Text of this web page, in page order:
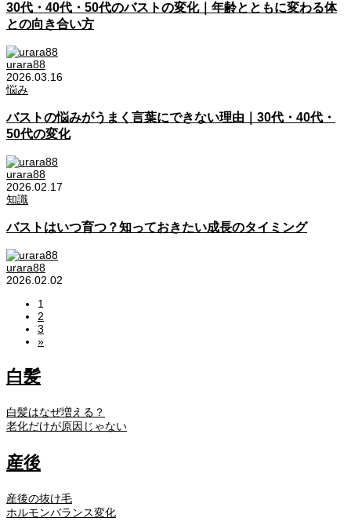
30代・40代・50代のバストの変化｜年齢とともに変わる体
との向き合い方
urara88
2026.03.16
悩み
バストの悩みがうまく言葉にできない理由｜30代・40代・
50代の変化
urara88
2026.02.17
知識
バストはいつ育つ？知っておきたい成長のタイミング
urara88
2026.02.02
1
2
3
»
白髪
白髪はなぜ増える？
老化だけが原因じゃない
産後
産後の抜け毛
ホルモンバランス変化